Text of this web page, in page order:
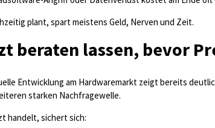
plant, spart meistens Geld, Nerven und Zeit.
beraten lassen, bevor
Entwicklung am Hardwaremarkt zeigt bereits
starken Nachfragewelle.
handelt, sichert sich: